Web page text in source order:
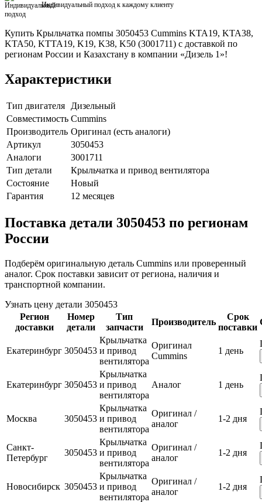
Индивидуальный подход к каждому клиенту
Купить Крыльчатка помпы 3050453 Cummins KTA19, KTA38,
KTA50, KTTA19, K19, K38, K50 (3001711) с доставкой по
регионам России и Казахстану в компании «Дизель 1»!
Характеристики
Тип двигателя
Дизельный
Совместимость Cummins
Производитель Оригинал (есть аналоги)
Артикул
3050453
Аналоги
3001711
Тип детали
Крыльчатка и привод вентилятора
Состояние
Новый
Гарантия
12 месяцев
Поставка детали 3050453 по регионам
России
Подберём оригинальную деталь Cummins или проверенный
аналог. Срок поставки зависит от региона, наличия и
транспортной компании.
Узнать цену детали 3050453
Регион
доставки
Номер
детали
Тип
запчасти
Производитель
Срок
поставки
Екатеринбург 3050453
Крыльчатка
и привод
вентилятора
Оригинал
Cummins
1 день
Екатеринбург 3050453
Крыльчатка
и привод
вентилятора
Аналог 1 день
Москва 3050453
Крыльчатка
и привод
вентилятора
Оригинал /
аналог
1-2 дня
Санкт-
Петербург
3050453
Крыльчатка
и привод
вентилятора
Оригинал /
аналог
1-2 дня
Новосибирск 3050453
Крыльчатка
и привод
вентилятора
Оригинал /
аналог
1-2 дня